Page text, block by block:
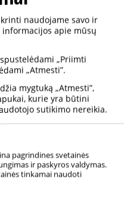
medienos
turinčią mažai
procesas. Šio
yra labai efektyvus
didelis reaktyvumas
investicinės
pluoštai skaidomi
Proceso metu
būdu paverčiamas
naudojame savo ir
apie mūsų
„Priimti
„Atmesti”.
mygtuką „Atmesti”,
kurie yra būtini
sutikimo nereikia.
pagrindines svetainės
ir paskyros valdymas.
tinkamai naudoti